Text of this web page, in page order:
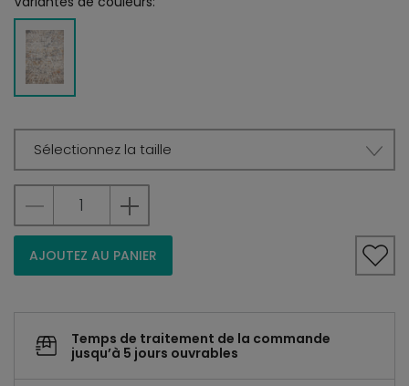
Sélectionnez la taille
AJOUTEZ AU PANIER
Temps de traitement de la commande
jusqu’à 5 jours ouvrables